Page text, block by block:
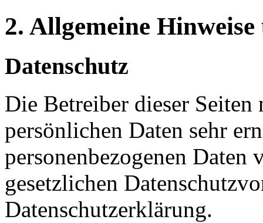
2. Allgemeine
Datenschutz
Die Betreiber dieser Seiten
persönlichen Daten sehr
personenbezogenen Daten
gesetzlichen
Datenschutzerklärung.